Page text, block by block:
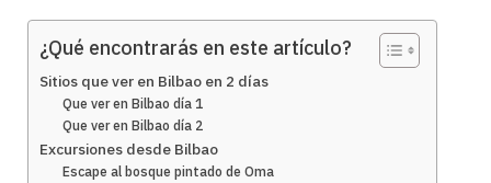
¿Qué encontrarás en este artículo?
Sitios que ver en Bilbao en 2 días
Que ver en Bilbao día 1
Que ver en Bilbao día 2
Excursiones desde Bilbao
Escape al bosque pintado de Oma